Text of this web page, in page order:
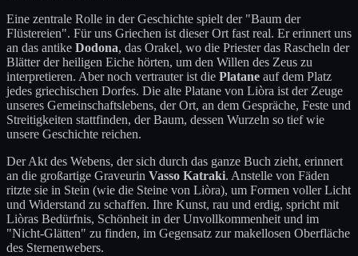
Eine zentrale Rolle in der Geschichte spielt der "Baum der
Flüstereien". Für uns Griechen ist dieser Ort fast real. Er erinnert uns
an das antike Dodona, das Orakel, wo die Priester das Rascheln der
Blätter der heiligen Eiche hörten, um den Willen des Zeus zu
interpretieren. Aber noch vertrauter ist die Platane auf dem Platz
jedes griechischen Dorfes. Die alte Platane von Liòra ist der Zeuge
unseres Gemeinschaftslebens, der Ort, an dem Gespräche, Feste und
Streitigkeiten stattfinden, der Baum, dessen Wurzeln so tief wie
unsere Geschichte reichen.
Der Akt des Webens, der sich durch das ganze Buch zieht, erinnert
an die großartige Graveurin Vasso Katraki. Anstelle von Fäden
ritzte sie in Stein (wie die Steine von Liòra), um Formen voller Licht
und Widerstand zu schaffen. Ihre Kunst, rau und erdig, spricht mit
Liòras Bedürfnis, Schönheit in der Unvollkommenheit und im
"Nicht-Glätten" zu finden, im Gegensatz zur makellosen Oberfläche
des Sternenwebers.